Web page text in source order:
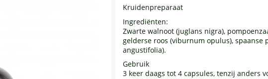
Kruidenpreparaat
Ingrediënten:
Zwarte walnoot (juglans nigra),
gelderse roos (viburnum opulus),
angustifolia).
Gebruik
3 keer daags tot 4 capsules, tenzij anders